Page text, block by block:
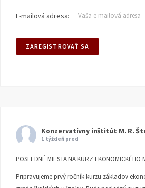
E-mailová adresa:
Konzervatívny inštitút M. R.
1 týždeň pred
POSLEDNÉ MIESTA NA KURZ EKONOMICKÉHO
Pripravujeme prvý ročník kurzu základov